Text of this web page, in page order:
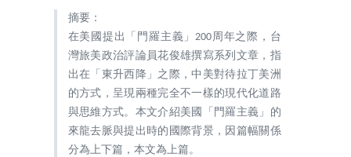
摘要：
在美國提出「門羅主義」200周年之際，台
灣旅美政治評論員花俊雄撰寫系列文章，指
出在「東升西降」之際，中美對待拉丁美洲
的方式，呈現兩種完全不一樣的現代化道路
與思維方式。本文介紹美國「門羅主義」的
來龍去脈與提出時的國際背景，因篇幅關係
分為上下篇，本文為上篇。